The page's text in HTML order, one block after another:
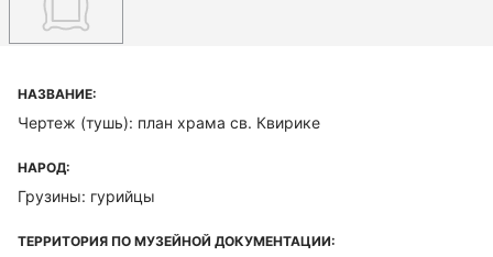
НАЗВАНИЕ:
Чертеж (тушь): план храма св. Квирике
НАРОД:
Грузины: гурийцы
ТЕРРИТОРИЯ ПО МУЗЕЙНОЙ ДОКУМЕНТАЦИИ: